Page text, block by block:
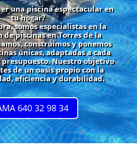
una piscina espectacular en
tu hogar?
somos especialistas en la
de piscinas en Torres de la
construimos y ponemos
únicas, adaptadas a cada
presupuesto. Nuestro objetivo
de un oasis propio con la
eficiencia y durabilidad.
640 32 98 34